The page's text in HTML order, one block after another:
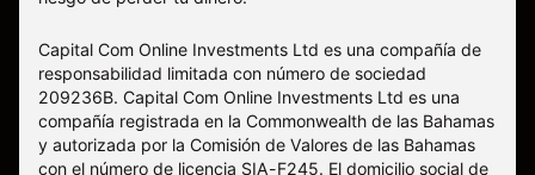
Capital Com Online Investments Ltd es una compañía de
responsabilidad limitada con número de sociedad
209236B. Capital Com Online Investments Ltd es una
compañía registrada en la Commonwealth de las Bahamas
y autorizada por la Comisión de Valores de las Bahamas
con el número de licencia SIA-F245. El domicilio social de